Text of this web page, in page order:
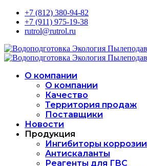
+7 (812) 380-94-82
+7 (911) 975-19-38
rutrol@rutrol.ru
О компании
О компании
Качество
Территория продаж
Поставщики
Новости
Продукция
Ингибиторы коррозии
Антискаланты
Реагенты для ГВС